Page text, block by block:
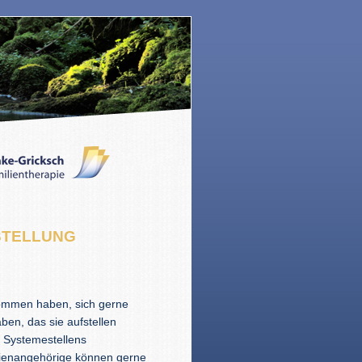
haben, sich gerne
das sie aufstellen
können gerne